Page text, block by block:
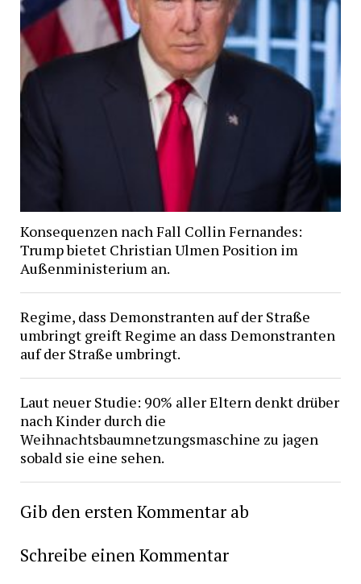
Konsequenzen nach Fall Collin Fernandes:
Trump bietet Christian Ulmen Position im
Außenministerium an.
Regime, dass Demonstranten auf der Straße
umbringt greift Regime an dass Demonstranten
auf der Straße umbringt.
Laut neuer Studie: 90% aller Eltern denkt drüber
nach Kinder durch die
Weihnachtsbaumnetzungsmaschine zu jagen
sobald sie eine sehen.
Gib den ersten Kommentar ab
Schreibe einen Kommentar